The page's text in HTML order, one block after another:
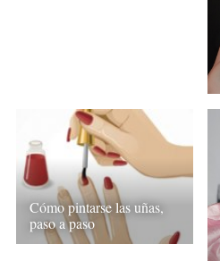
Cómo pintarse las uñas,
paso a paso